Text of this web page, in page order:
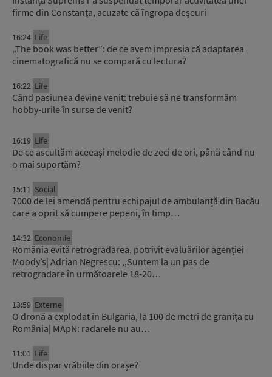
firme din Constanța, acuzate că îngropa deșeuri
16:24 Life
„The book was better”: de ce avem impresia că adaptarea
cinematografică nu se compară cu lectura?
16:22 Life
Când pasiunea devine venit: trebuie să ne transformăm
hobby-urile în surse de venit?
16:19 Life
De ce ascultăm aceeași melodie de zeci de ori, până când nu
o mai suportăm?
15:11 Social
7000 de lei amendă pentru echipajul de ambulanță din Bacău
care a oprit să cumpere pepeni, în timp…
14:32 Economie
România evită retrogradarea, potrivit evaluărilor agenției
Moody’s| Adrian Negrescu: ,,Suntem la un pas de
retrogradare în următoarele 18-20…
13:59 Externe
O dronă a explodat în Bulgaria, la 100 de metri de granița cu
România| MApN: radarele nu au…
11:01 Life
Unde dispar vrăbiile din orașe?